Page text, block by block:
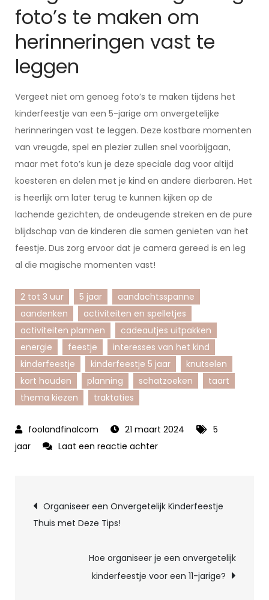
foto’s te maken om
herinneringen vast te
leggen
Vergeet niet om genoeg foto’s te maken tijdens het
kinderfeestje van een 5-jarige om onvergetelijke
herinneringen vast te leggen. Deze kostbare momenten
van vreugde, spel en plezier zullen snel voorbijgaan,
maar met foto’s kun je deze speciale dag voor altijd
koesteren en delen met je kind en andere dierbaren. Het
is heerlijk om later terug te kunnen kijken op de
lachende gezichten, de ondeugende streken en de pure
blijdschap van de kinderen die samen genieten van het
feestje. Dus zorg ervoor dat je camera gereed is en leg
al die magische momenten vast!
2 tot 3 uur 5 jaar
aandachtsspanne
aandenken
activiteiten en spelletjes
activiteiten plannen
cadeautjes uitpakken
energie
feestje
interesses van het kind
kinderfeestje
kinderfeestje 5 jaar
knutselen
kort houden
planning schatzoeken
taart
thema kiezen
traktaties
21 maart 2024
5
jaar
Laat een reactie achterop
voor
Jarige:
Tips
Berichtnavigatie
Organiseer een Onvergetelijk Kinderfeestje
Thuis met Deze Tips!
Hoe organiseer je een onvergetelijk
kinderfeestje voor een 11-jarige?